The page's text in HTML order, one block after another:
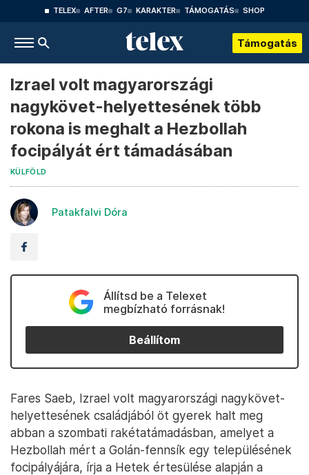
TELEX AFTER G7 KARAKTER TÁMOGATÁS SHOP
Támogatás
Izrael volt magyarországi
nagykövet-helyettesének több
rokona is meghalt a Hezbollah
focipályát ért támadásában
KÜLFÖLD
Patakfalvi Dóra
Állítsd be a Telexet
megbízható forrásnak!
Beállítom
Fares Saeb, Izrael volt magyarországi nagykövet-
helyettesének családjából öt gyerek halt meg
abban a szombati rakétatámadásban, amelyet a
Hezbollah mért a Golán-fennsík egy településének
focipályájára, írja a Hetek értesülése alapján a